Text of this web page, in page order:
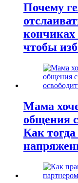
Почему
кончиках
чтобы
Мама
общения
Как тогда